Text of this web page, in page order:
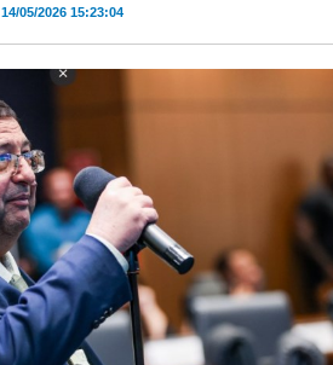
14/05/2026 15:23:04